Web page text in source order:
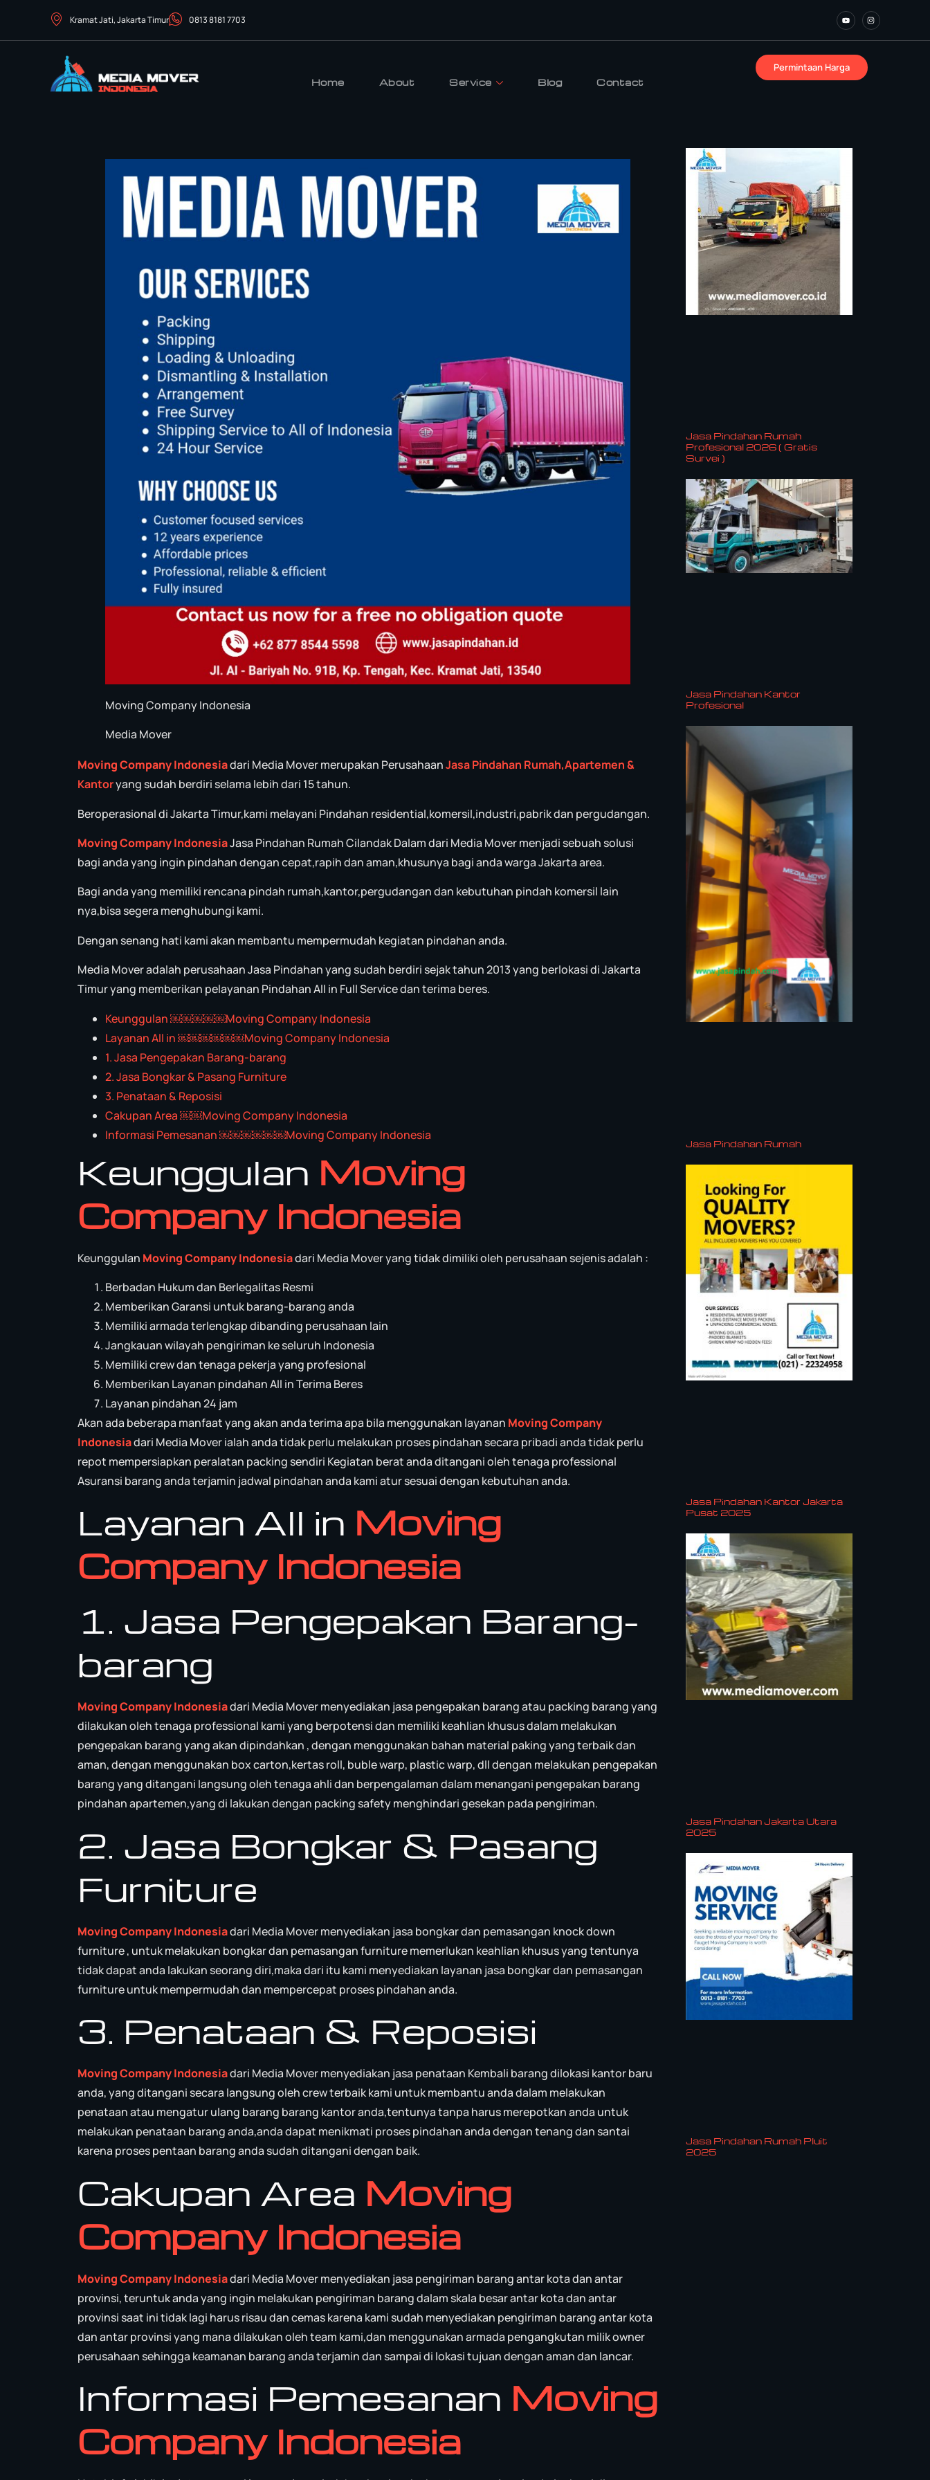
Kramat Jati, Jakarta Timur 0813 8181 7703
Home About Service Blog Contact
Permintaan Harga
Moving Company Indonesia
Media Mover
Moving Company Indonesiadari Media Mover merupakan PerusahaanJasa Pindahan Rumah,Apartemen &
Kantoryang sudah berdiri selama lebih dari 15 tahun.
Beroperasional di Jakarta Timur,kami melayani Pindahan residential,komersil,industri,pabrik dan pergudangan.
Moving Company IndonesiaJasa Pindahan Rumah Cilandak Dalam dari Media Mover menjadi sebuah solusi
bagi anda yang ingin pindahan dengan cepat,rapih dan aman,khusunya bagi anda warga Jakarta area.
Bagi anda yang memiliki rencana pindah rumah,kantor,pergudangan dan kebutuhan pindah komersil lain
nya,bisa segera menghubungi kami.
Dengan senang hati kami akan membantu mempermudah kegiatan pindahan anda.
Media Mover adalah perusahaan Jasa Pindahan yang sudah berdiri sejak tahun 2013 yang berlokasi di Jakarta
Timur yang memberikan pelayanan Pindahan All in Full Service dan terima beres.
Keunggulan ￼￼￼￼￼Moving Company Indonesia
Layanan All in ￼￼￼￼￼￼Moving Company Indonesia
1. Jasa Pengepakan Barang-barang
2. Jasa Bongkar & Pasang Furniture
3. Penataan & Reposisi
Cakupan Area ￼￼Moving Company Indonesia
Informasi Pemesanan ￼￼￼￼￼￼Moving Company Indonesia
Keunggulan Moving
Company Indonesia
Keunggulan Moving Company Indonesiadari Media Mover yang tidak dimiliki oleh perusahaan sejenis adalah :
Berbadan Hukum dan Berlegalitas Resmi
Memberikan Garansi untuk barang-barang anda
Memiliki armada terlengkap dibanding perusahaan lain
Jangkauan wilayah pengiriman ke seluruh Indonesia
Memiliki crew dan tenaga pekerja yang profesional
Memberikan Layanan pindahan All in Terima Beres
Layanan pindahan 24 jam
Akan ada beberapa manfaat yang akan anda terima apa bila menggunakan layanan Moving Company
Indonesiadari Media Mover ialah anda tidak perlu melakukan proses pindahan secara pribadi anda tidak perlu
repot mempersiapkan peralatan packing sendiri Kegiatan berat anda ditangani oleh tenaga professional
Asuransi barang anda terjamin jadwal pindahan anda kami atur sesuai dengan kebutuhan anda.
Layanan All in Moving
Company Indonesia
1. Jasa Pengepakan Barang-
barang
Moving Company Indonesiadari Media Mover menyediakan jasa pengepakan barang atau packing barang yang
dilakukan oleh tenaga professional kami yang berpotensi dan memiliki keahlian khusus dalam melakukan
pengepakan barang yang akan dipindahkan , dengan menggunakan bahan material paking yang terbaik dan
aman, dengan menggunakan box carton,kertas roll, buble warp, plastic warp, dll dengan melakukan pengepakan
barang yang ditangani langsung oleh tenaga ahli dan berpengalaman dalam menangani pengepakan barang
pindahan apartemen,yang di lakukan dengan packing safety menghindari gesekan pada pengiriman.
2. Jasa Bongkar & Pasang
Furniture
Moving Company Indonesiadari Media Mover menyediakan jasa bongkar dan pemasangan knock down
furniture , untuk melakukan bongkar dan pemasangan furniture memerlukan keahlian khusus yang tentunya
tidak dapat anda lakukan seorang diri,maka dari itu kami menyediakan layanan jasa bongkar dan pemasangan
furniture untuk mempermudah dan mempercepat proses pindahan anda.
3. Penataan & Reposisi
Moving Company Indonesiadari Media Mover menyediakan jasa penataan Kembali barang dilokasi kantor baru
anda, yang ditangani secara langsung oleh crew terbaik kami untuk membantu anda dalam melakukan
penataan atau mengatur ulang barang barang kantor anda,tentunya tanpa harus merepotkan anda untuk
melakukan penataan barang anda,anda dapat menikmati proses pindahan anda dengan tenang dan santai
karena proses pentaan barang anda sudah ditangani dengan baik.
Cakupan Area Moving
Company Indonesia
Moving Company Indonesiadari Media Mover menyediakan jasa pengiriman barang antar kota dan antar
provinsi, teruntuk anda yang ingin melakukan pengiriman barang dalam skala besar antar kota dan antar
provinsi saat ini tidak lagi harus risau dan cemas karena kami sudah menyediakan pengiriman barang antar kota
dan antar provinsi yang mana dilakukan oleh team kami,dan menggunakan armada pengangkutan milik owner
perusahaan sehingga keamanan barang anda terjamin dan sampai di lokasi tujuan dengan aman dan lancar.
Informasi Pemesanan Moving
Company Indonesia
Jasa Pindahan Rumah
Profesional 2026 ( Gratis
Survei )
Jasa Pindahan Kantor
Profesional
Jasa Pindahan Rumah
Jasa Pindahan Kantor Jakarta
Pusat 2025
Jasa Pindahan Jakarta Utara
2025
Jasa Pindahan Rumah Pluit
2025